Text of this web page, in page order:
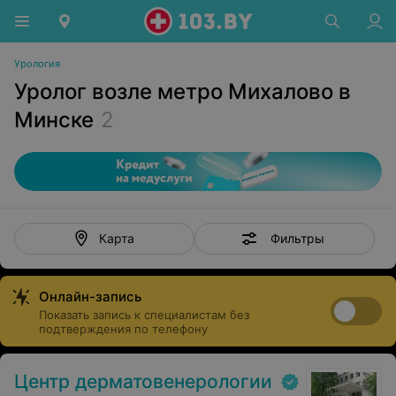
Урология
Уролог возле метро Михалово в
Минске 2
Карта Фильтры
Онлайн-запись
Показать запись к специалистам без
подтверждения по телефону
Центр дерматовенерологии